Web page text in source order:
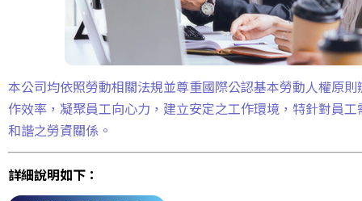
本公司均依照勞動相關法規並尊重國際公認基本勞動人權原
作效率，凝聚員工向心力，建立安定之工作環境，特針對員
和諧之勞資關係。
詳細說明如下：